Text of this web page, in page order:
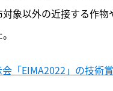
象以外の近接する作物
「EIMA2022」の技術